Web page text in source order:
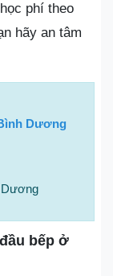
phí theo
hãy an tâm
Dương
Dương
bếp ở